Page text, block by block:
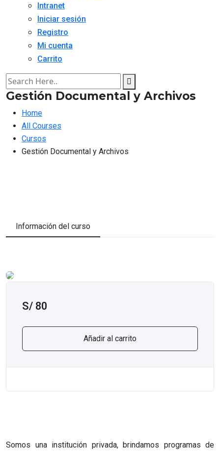
Intranet
Iniciar sesión
Registro
Mi cuenta
Carrito
Gestión Documental y Archivos
Home
All Courses
Cursos
Gestión Documental y Archivos
Información del curso
S/ 80
Añadir al carrito
Somos una institución privada, brindamos programas de